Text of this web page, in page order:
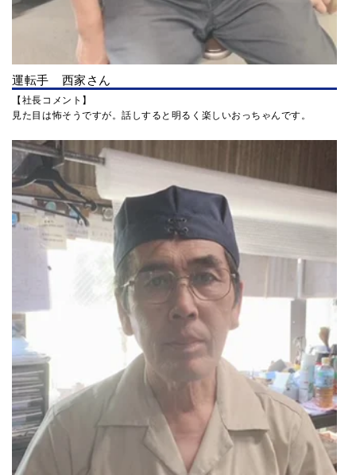
運転手 西家さん
【社長コメント】
見た目は怖そうですが。話しすると明るく楽しいおっちゃんです。